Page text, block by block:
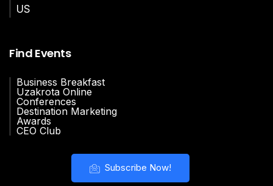
US
Find Events
Business Breakfast
Uzakrota Online
Conferences
Destination Marketing
Awards
CEO Club
Subscribe Now!